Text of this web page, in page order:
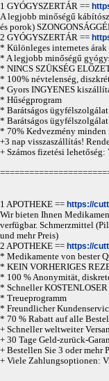
1 GYÓGYSZERTÁR ==
A legjobb minőségű
és porok)
2 GYÓGYSZERTÁR ==
* Különleges internetes
* A legjobb minőségű
* NINCS SZÜKSÉG
* 100% névtelenség,
* Gyors INGYENES
* Hűségprogram
* Barátságos ügyfélszolgálat
* Barátságos ügyfélszolgálat
* 70% Kedvezmény minden
+3 nap visszaszállítás!
+ Számos fizetési
1 APOTHEKE == https://
Wir bieten Ihnen
verfügbar. Schmerzmittel
und mehr Preis)
2 APOTHEKE == https://
* Medikamente von bester
* KEIN VORHERIGES
* 100 % Anonymität,
* Schneller KOSTENLOSER
* Treueprogramm
* Freundlicher
* 70 % Rabatt auf alle
+ Schneller weltweiter
+ 30 Tage Geld-zurück-
+ Bestellen Sie 3 oder mehr
+ Viele Zahlungsoptionen: